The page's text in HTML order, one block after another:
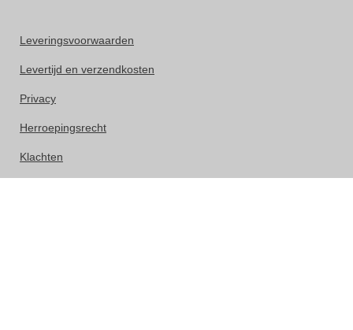
Leveringsvoorwaarden
Levertijd en verzendkosten
Privacy
Herroepingsrecht
Klachten